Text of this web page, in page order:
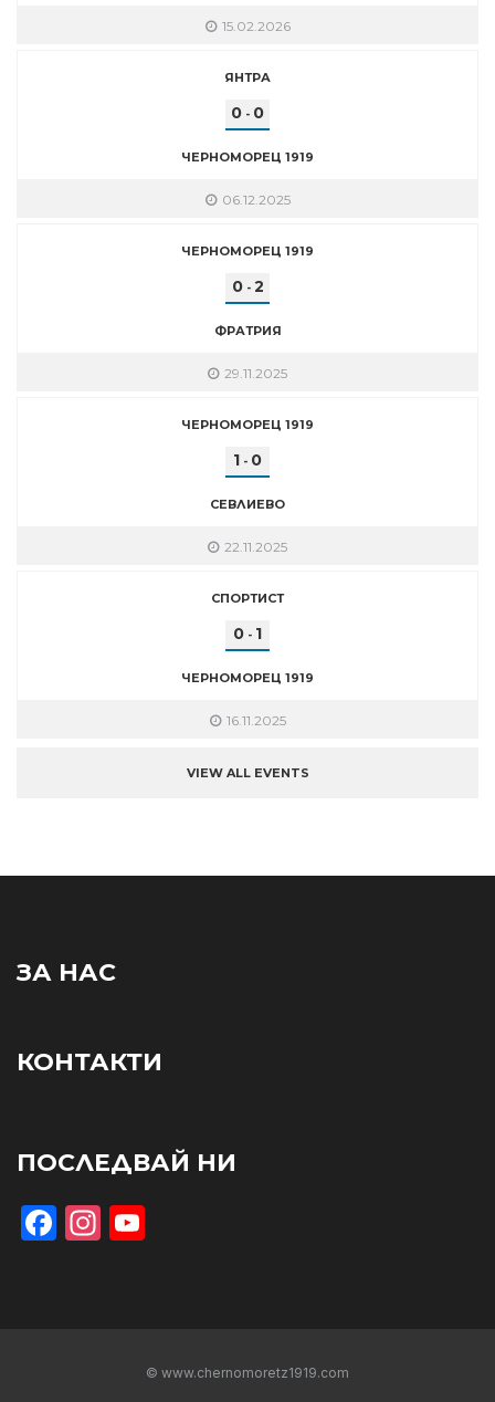
15.02.2026
ЯНТРА
0 - 0
ЧЕРНОМОРЕЦ 1919
06.12.2025
ЧЕРНОМОРЕЦ 1919
0- 2
ФРАТРИЯ
29.11.2025
ЧЕРНОМОРЕЦ 1919
1 - 0
СЕВЛИЕВО
22.11.2025
СПОРТИСТ
0 - 1
ЧЕРНОМОРЕЦ 1919
16.11.2025
VIEW ALL EVENTS
ЗА НАС
КОНТАКТИ
ПОСЛЕДВАЙ НИ
Facebook
Instagram
© www.chernomoretz1919.com